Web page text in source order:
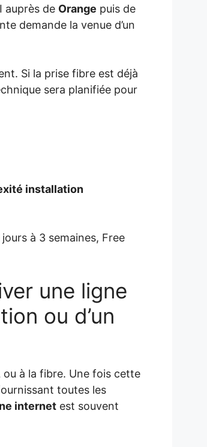
auprès de Orange puis de
demande la venue d’un
Si la prise fibre est déjà
sera planifiée pour
installation
à 3 semaines, Free
une ligne
ou d’un
ou à la fibre. Une fois cette
toutes les
internet est souvent